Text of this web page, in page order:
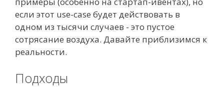
если этот use-case будет действовать в
одном из тысячи случаев - это пустое
сотрясание воздуха. Давайте приблизимся к
реальности.
Подходы